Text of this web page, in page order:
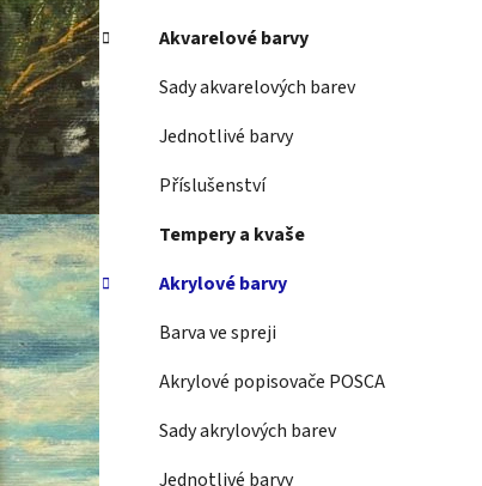
Akvarelové barvy
Sady akvarelových barev
Jednotlivé barvy
Příslušenství
Tempery a kvaše
Akrylové barvy
Barva ve spreji
Akrylové popisovače POSCA
Sady akrylových barev
Jednotlivé barvy